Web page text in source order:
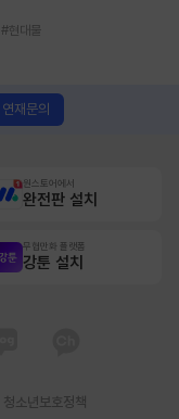
#현대물
연재문의
원스토어에서
완전판 설치
무협만화 플랫폼
강툰 설치
청소년보호정책